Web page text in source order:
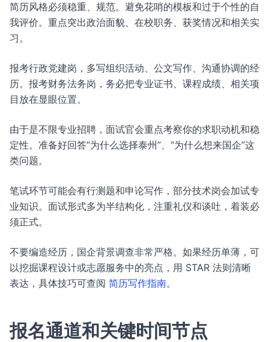
简历风格必须稳重、规范。避免花哨的模板和过于个性的自
我评价。重点突出政治面貌、在校职务、获奖情况和相关实
习。
报考行政党建岗，多写组织活动、公文写作、沟通协调的经
历。报考财务法务岗，务必把专业证书、课程成绩、相关项
目放在显眼位置。
由于是不限专业招聘，面试官会重点考察你的求职动机和稳
定性。准备好回答“为什么选择泰州”、“为什么想来国企”这
类问题。
笔试环节可能会有行测题和申论写作，部分技术岗会加试专
业知识。面试形式多为半结构化，注重礼仪和谈吐，着装必
须正式。
不要编造经历，国企背景调查非常严格。如果经历单薄，可
以挖掘课程设计或志愿服务中的亮点，用 STAR 法则清晰
表达，具体技巧可查阅 简历写作指南。
报名通道和关键时间节点